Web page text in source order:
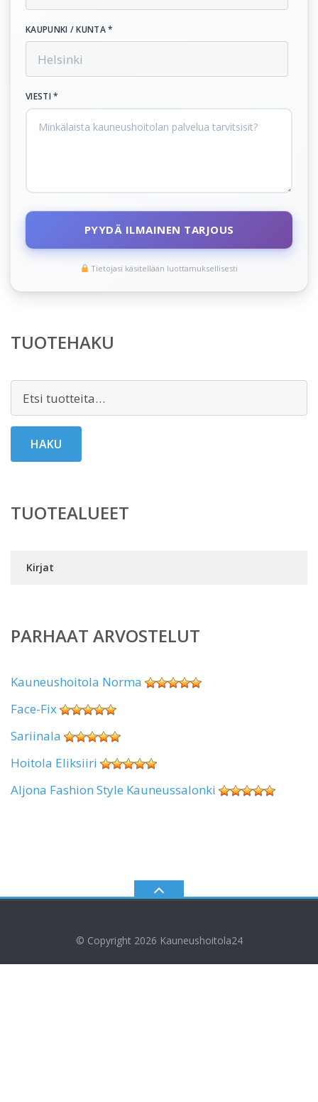
KAUPUNKI / KUNTA *
VIESTI *
PYYDÄ ILMAINEN TARJOUS
Tietojasi käsitellään luottamuksellisesti
TUOTEHAKU
HAKU
TUOTEALUEET
Kirjat
PARHAAT ARVOSTELUT
Kauneushoitola Norma
Face-Fix
Sariinala
Hoitola Eliksiiri
Aljona Fashion Style Kauneussalonki
© Copyright 2026 Kauneushoitola24